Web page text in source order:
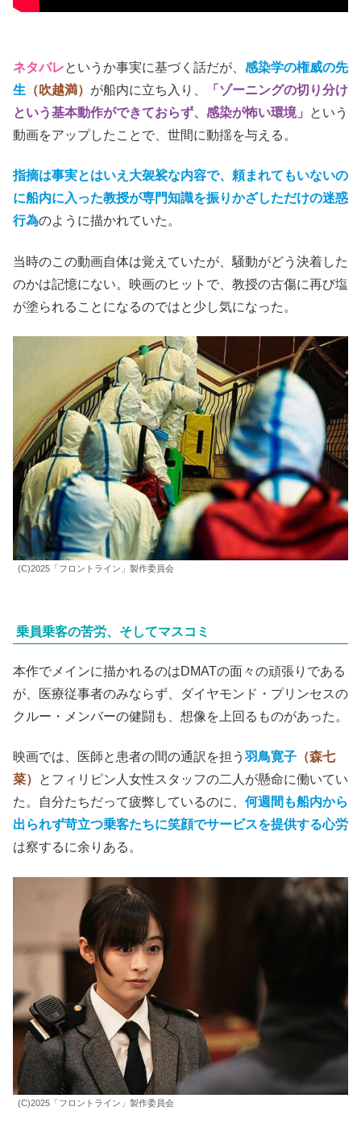
ネタバレというか事実に基づく話だが、 感染学の権威の先
生 （吹越満） が船内に立ち入り、
「ゾーニングの切り分け
という基本動作ができておらず、感染が怖い環境」
という
動画をアップしたことで、世間に動揺を与える。
指摘は事実とはいえ大袈裟な内容で、頼まれてもいないの
に船内に入った教授が専門知識を振りかざしただけの迷惑
行為のように描かれていた。
当時のこの動画自体は覚えていたが、騒動がどう決着した
のかは記憶にない。映画のヒットで、教授の古傷に再び塩
が塗られることになるのではと少し気になった。
(C)2025「フロントライン」製作委員会
乗員乗客の苦労、そしてマスコミ
本作でメインに描かれるのはDMATの面々の頑張りである
が、医療従事者のみならず、ダイヤモンド・プリンセスの
クルー・メンバーの健闘も、想像を上回るものがあった。
映画では、医師と患者の間の通訳を担う 羽鳥寛子 （森七
菜）
とフィリピン人女性スタッフの二人が懸命に働いてい
た。自分たちだって疲弊しているのに、 何週間も船内から
出られず苛立つ乗客たちに笑顔でサービスを提供する心労
は察するに余りある。
(C)2025「フロントライン」製作委員会